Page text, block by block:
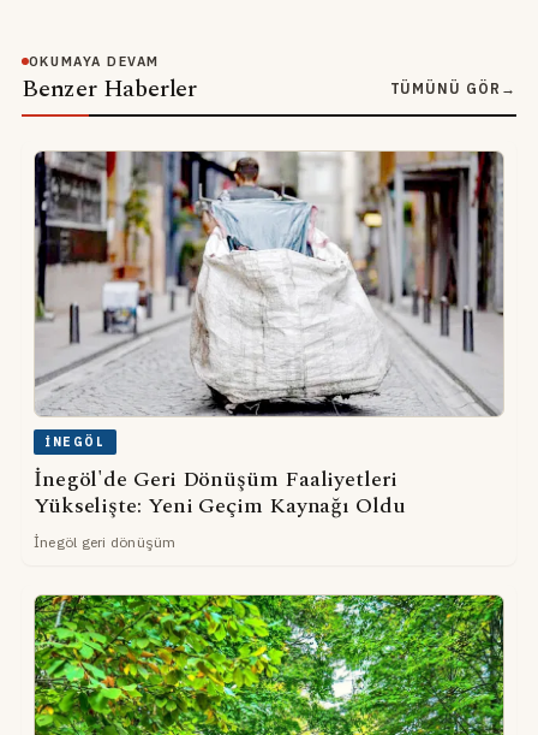
OKUMAYA DEVAM
Benzer Haberler TÜMÜNÜ GÖR →
İNEGÖL
İnegöl'de Geri Dönüşüm Faaliyetleri
Yükselişte: Yeni Geçim Kaynağı Oldu
İnegöl geri dönüşüm